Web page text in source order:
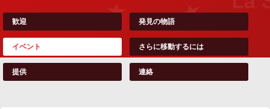
歓迎 発見の物語
イベント さらに移動するには
提供 連絡